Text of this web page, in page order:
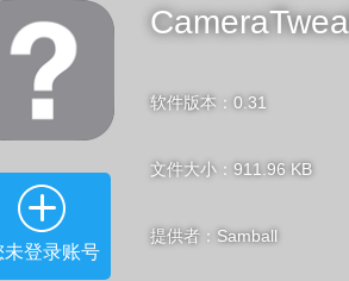
未登录账号
软件版本：0.31
文件大小：911.96 KB
提供者：Samball